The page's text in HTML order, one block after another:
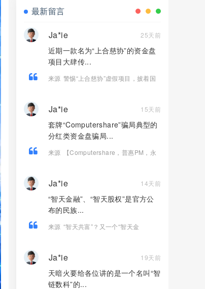
最新留言
Ja*ie 25天前
近期一款名为“上合慈协”的资金盘
项目大肆传...
来源 警惕“上合慈协”虚假项目，披着国
Ja*ie 15天前
套牌“Computershare”骗局典型的
分红类资金盘骗局...
来源
【Computershare，普惠PM，永
Ja*ie 14天前
“智天金融”、“智天股权”是官方公
布的民族...
来源 “智天共富”？又一个“智天金
Ja*ie 19天前
天暗火要给各位讲的是一个名叫“智
链数科”的...